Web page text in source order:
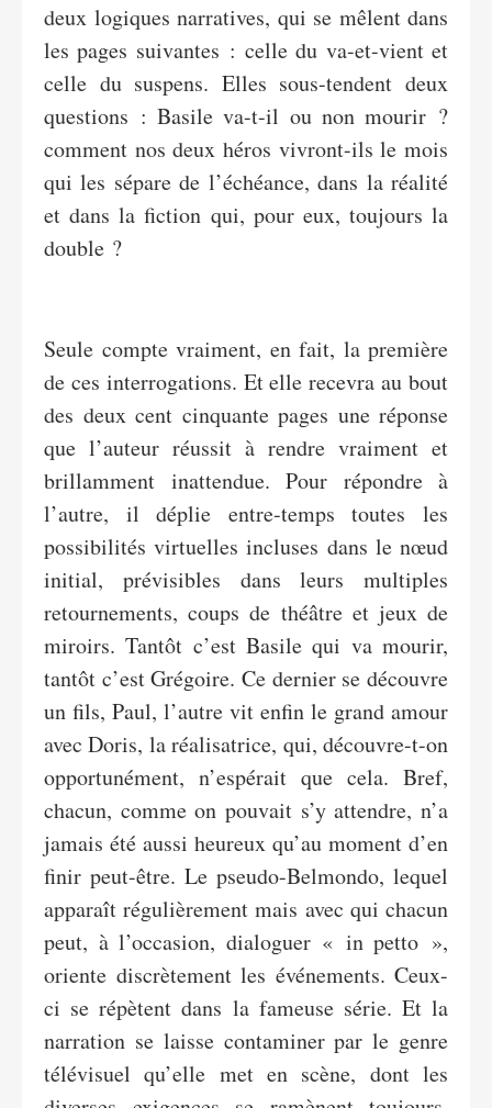
deux logiques narratives, qui se mêlent dans
les pages suivantes : celle du va-et-vient et
celle du suspens. Elles sous-tendent deux
questions : Basile va-t-il ou non mourir ?
comment nos deux héros vivront-ils le mois
qui les sépare de l’échéance, dans la réalité
et dans la fiction qui, pour eux, toujours la
double ?
Seule compte vraiment, en fait, la première
de ces interrogations. Et elle recevra au bout
des deux cent cinquante pages une réponse
que l’auteur réussit à rendre vraiment et
brillamment inattendue. Pour répondre à
l’autre, il déplie entre-temps toutes les
possibilités virtuelles incluses dans le nœud
initial, prévisibles dans leurs multiples
retournements, coups de théâtre et jeux de
miroirs. Tantôt c’est Basile qui va mourir,
tantôt c’est Grégoire. Ce dernier se découvre
un fils, Paul, l’autre vit enfin le grand amour
avec Doris, la réalisatrice, qui, découvre-t-on
opportunément, n’espérait que cela. Bref,
chacun, comme on pouvait s’y attendre, n’a
jamais été aussi heureux qu’au moment d’en
finir peut-être. Le pseudo-Belmondo, lequel
apparaît régulièrement mais avec qui chacun
peut, à l’occasion, dialoguer « in petto »,
oriente discrètement les événements. Ceux-
ci se répètent dans la fameuse série. Et la
narration se laisse contaminer par le genre
télévisuel qu’elle met en scène, dont les